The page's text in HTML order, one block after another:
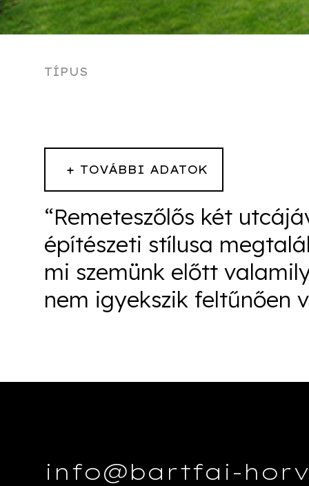
TÍPUS
+ TOVÁBBI ADATOK
“Remeteszőlős két
építészeti stílusa
mi szemünk előtt
nem igyekszik feltűnően
info@bartfai-